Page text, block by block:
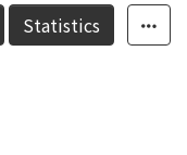
Statistics